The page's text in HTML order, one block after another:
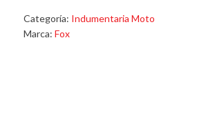
Categoría: Indumentaria Moto
Marca: Fox